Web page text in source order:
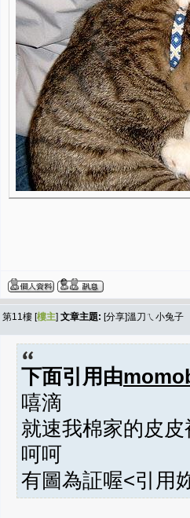
第11樓 [樓主] 文章主題: [分享]溫刀ㄟ小兔子
下面引用由
嘻滴
就速我棉家的皮
呵呵
有圖為証喔<引用